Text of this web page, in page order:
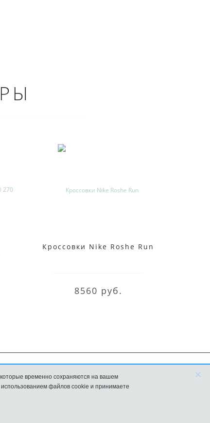
Кроссовки Nike Roshe Run
8560 руб.
Новости
временно сохраняются на вашем
файлов cookie и принимаете
×